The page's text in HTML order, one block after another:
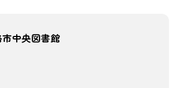
中央図書館